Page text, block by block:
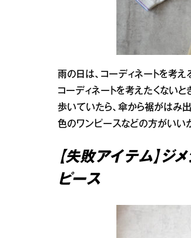
雨の日は、コーディネートを考
コーディネートを考えたくない
歩いていたら、傘から裾がはみ
色のワンピースなどの方がいい
【失敗アイテム】ジ
ピース